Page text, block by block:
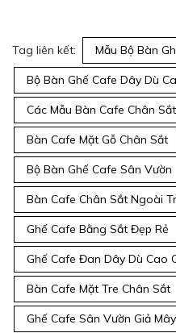
Tag liên kết: Mẫu Bộ Bàn
Bộ Bàn Ghế Cafe Dây Dù
Các Mẫu Bàn Cafe Chân Sắt
Bàn Cafe Mặt Gỗ Chân Sắt
Bộ Bàn Ghế Cafe Sân Vườn
Bàn Cafe Chân Sắt Ngoài
Ghế Cafe Bằng Sắt Đẹp Rẻ
Ghế Cafe Đan Dây Dù Cao
Bàn Cafe Mặt Tre Chân Sắt
Ghế Cafe Sân Vườn Giả Mây